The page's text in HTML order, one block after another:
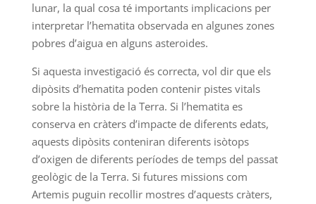
lunar, la qual cosa té importants implicacions per
interpretar l’hematita observada en algunes zones
pobres d’aigua en alguns asteroides.
Si aquesta investigació és correcta, vol dir que els
dipòsits d’hematita poden contenir pistes vitals
sobre la història de la Terra. Si l’hematita es
conserva en cràters d’impacte de diferents edats,
aquests dipòsits conteniran diferents isòtops
d’oxigen de diferents períodes de temps del passat
geològic de la Terra. Si futures missions com
Artemis puguin recollir mostres d’aquests cràters,